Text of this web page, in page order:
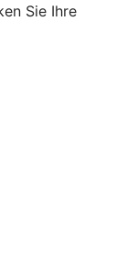
Sie Ihre